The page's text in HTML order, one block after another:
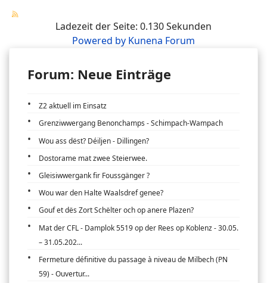
Ladezeit der Seite: 0.130 Sekunden
Powered by Kunena Forum
Forum: Neue Einträge
Z2 aktuell im Einsatz
Grenziwwergang Benonchamps - Schimpach-Wampach
Wou ass dëst? Déiljen - Dillingen?
Dostorame mat zwee Steierwee.
Gleisiwwergank fir Foussgänger ?
Wou war den Halte Waalsdref genee?
Gouf et dës Zort Schëlter och op anere Plazen?
Mat der CFL - Damplok 5519 op der Rees op Koblenz - 30.05.
– 31.05.202...
Fermeture définitive du passage à niveau de Milbech (PN
59) - Ouvertur...